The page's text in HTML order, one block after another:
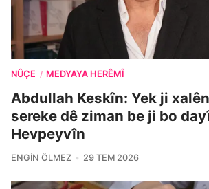
NÛÇE / MEDYAYA HERÊMÎ
Abdullah Keskîn: Yek ji xalên
sereke dê ziman be ji bo
Hevpeyvîn
ENGIN ÖLMEZ 29 TEM 2026